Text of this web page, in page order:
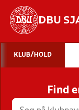
DBU
KLUB/HOLD
Find